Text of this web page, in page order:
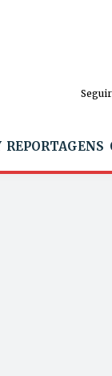
REPORTAGENS